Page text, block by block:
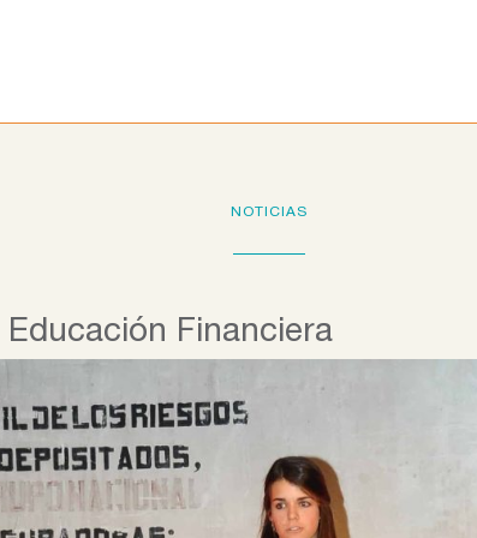
NOTICIAS
Educación Financiera